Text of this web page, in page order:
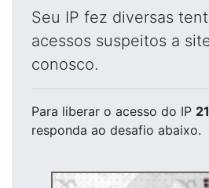
Seu IP fez diversas
acessos suspeitos a
conosco.
Para liberar o acesso do IP
responda ao desafio abaixo.